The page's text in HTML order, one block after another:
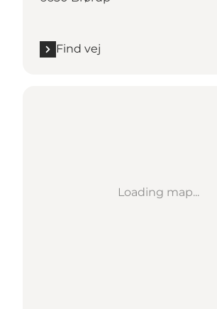
Find vej
Loading map...